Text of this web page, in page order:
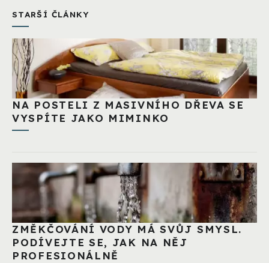
STARŠÍ ČLÁNKY
NA POSTELI Z MASIVNÍHO DŘEVA SE
VYSPÍTE JAKO MIMINKO
ZMĚKČOVÁNÍ VODY MÁ SVŮJ SMYSL.
PODÍVEJTE SE, JAK NA NĚJ
PROFESIONÁLNĚ